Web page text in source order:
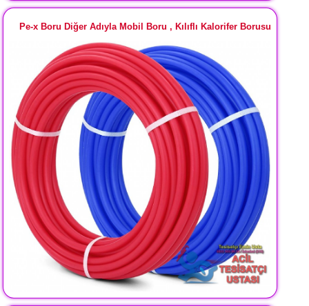
Pe-x Boru Diğer Adıyla Mobil Boru , Kılıflı Kalorifer Borusu